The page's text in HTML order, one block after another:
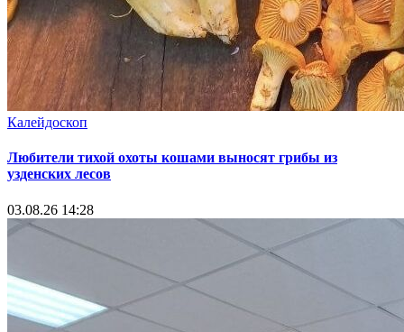
Калейдоскоп
Любители тихой охоты кошами выносят грибы из
узденских лесов
03.08.26 14:28